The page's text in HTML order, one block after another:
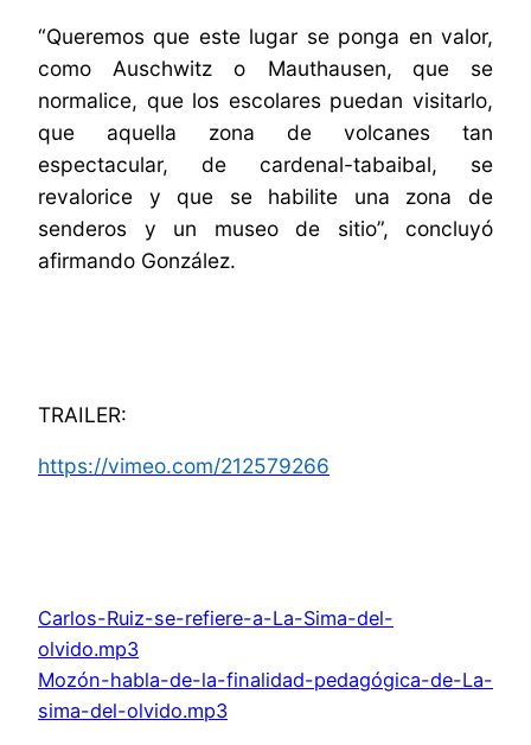
“Queremos que este lugar se ponga en valor,
como Auschwitz o Mauthausen,
que se
normalice, que los escolares puedan visitarlo,
que aquella zona de volcanes tan
espectacular, de cardenal-tabaibal, se
revalorice y que se habilite una zona de
senderos y un museo de sitio”, concluyó
afirmando González.
TRAILER:
https://vimeo.com/212579266
Carlos-Ruiz-se-refiere-a-La-Sima-del-
olvido.mp3
Mozón-habla-de-la-finalidad-pedagógica-de-La-
sima-del-olvido.mp3